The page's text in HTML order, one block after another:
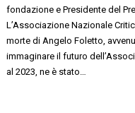
fondazione e Presidente del
L’Associazione Nazionale
morte di Angelo Foletto,
immaginare il futuro
al 2023, ne è stato…